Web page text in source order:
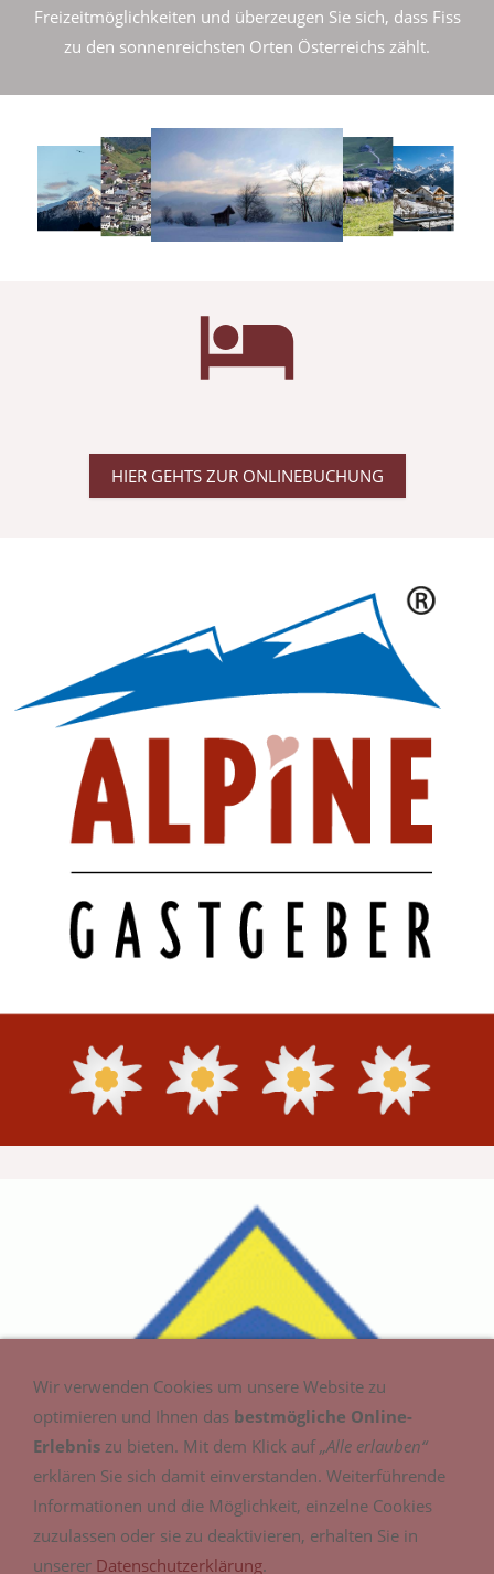
Freizeitmöglichkeiten und überzeugen Sie sich, dass Fiss
zu den sonnenreichsten Orten Österreichs zählt.
HIER GEHTS ZUR ONLINEBUCHUNG
Wir verwenden Cookies um unsere Website zu
optimieren und Ihnen das bestmögliche Online-
Erlebnis zu bieten. Mit dem Klick auf„Alle erlauben“
erklären Sie sich damit einverstanden. Weiterführende
Informationen und die Möglichkeit, einzelne Cookies
zuzulassen oder sie zu deaktivieren, erhalten Sie in
unserer Datenschutzerklärung.